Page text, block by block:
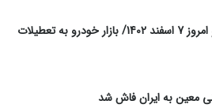
قیمت خودرو امروز 7 اسفند 1402/ بازار خودرو به تعطیلات
معین به ایران فاش شد